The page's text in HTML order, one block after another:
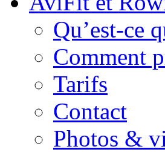
Qu’est-ce
Comment
Tarifs
Contact
Photos &